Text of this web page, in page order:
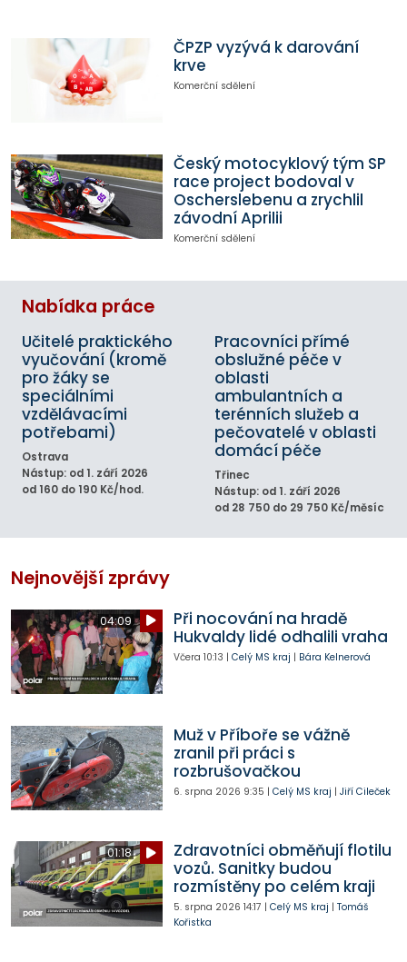
ČPZP vyzývá k darování
krve
Komerční sdělení
Český motocyklový tým SP
race project bodoval v
Oscherslebenu a zrychlil
závodní Aprilii
Komerční sdělení
Nabídka práce
Učitelé praktického
vyučování (kromě
pro žáky se
speciálními
vzdělávacími
potřebami)
Ostrava
Nástup: od 1. září 2026
od 160 do 190 Kč/hod.
Pracovníci přímé
obslužné péče v
oblasti
ambulantních a
terénních služeb a
pečovatelé v oblasti
domácí péče
Třinec
Nástup: od 1. září 2026
od 28 750 do 29 750 Kč/měsíc
Nejnovější zprávy
04:09
Při nocování na hradě
Hukvaldy lidé odhalili vraha
Včera 10:13 | Celý MS kraj | Bára Kelnerová
Muž v Příboře se vážně
zranil při práci s
rozbrušovačkou
6. srpna 2026 9:35 | Celý MS kraj | Jiří Cileček
01:18
Zdravotníci obměňují flotilu
vozů. Sanitky budou
rozmístěny po celém kraji
5. srpna 2026 14:17 | Celý MS kraj | Tomáš
Kořistka